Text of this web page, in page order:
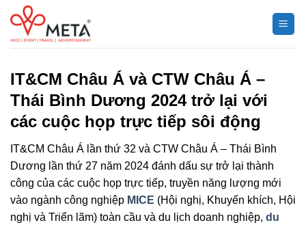
Chuyển
đến
nội
IT&CM Châu Á và CTW Châu Á –
Thái Bình Dương 2024 trở lại với
các cuộc họp trực tiếp sôi động
IT&CM Châu Á lần thứ 32 và CTW Châu Á – Thái Bình
Dương lần thứ 27 năm 2024 đánh dấu sự trở lại thành
công của các cuộc họp trực tiếp, truyền năng lượng mới
vào ngành công nghiệp MICE (Hội nghị, Khuyến khích, Hội
nghị và Triển lãm) toàn cầu và du lịch doanh nghiệp, du